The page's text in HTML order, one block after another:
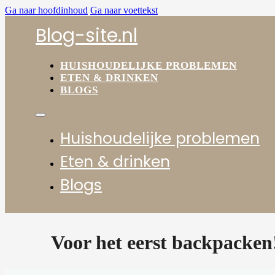
Ga naar hoofdinhoud Ga naar voettekst
Blog-site.nl
HUISHOUDELIJKE PROBLEMEN
ETEN & DRINKEN
BLOGS
Huishoudelijke problemen
Eten & drinken
Blogs
Voor het eerst